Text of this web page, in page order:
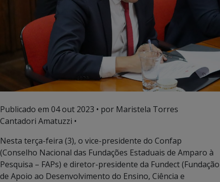
Publicado em 04 out 2023 • por Maristela Torres
Cantadori Amatuzzi •
Nesta terça-feira (3), o vice-presidente do Confap
(Conselho Nacional das Fundações Estaduais de Amparo à
Pesquisa – FAPs) e diretor-presidente da Fundect (Fundação
de Apoio ao Desenvolvimento do Ensino, Ciência e